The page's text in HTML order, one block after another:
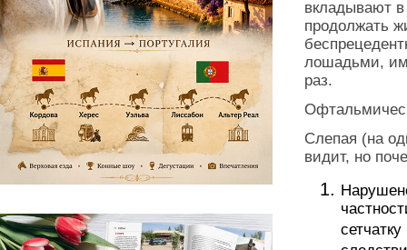
вкладывают
продолжать
лошадьми,
раз.
Слепая (на
видит, но